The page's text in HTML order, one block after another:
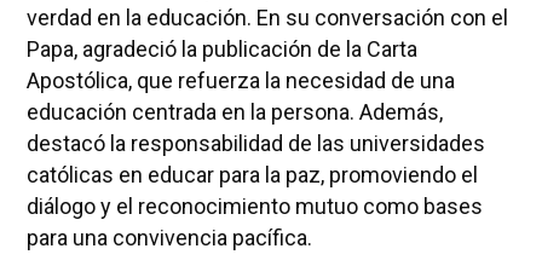
verdad en la educación. En su conversación con el
Papa, agradeció la publicación de la Carta
Apostólica, que refuerza la necesidad de una
educación centrada en la persona. Además,
destacó la responsabilidad de las universidades
católicas en educar para la paz, promoviendo el
diálogo y el reconocimiento mutuo como bases
para una convivencia pacífica.